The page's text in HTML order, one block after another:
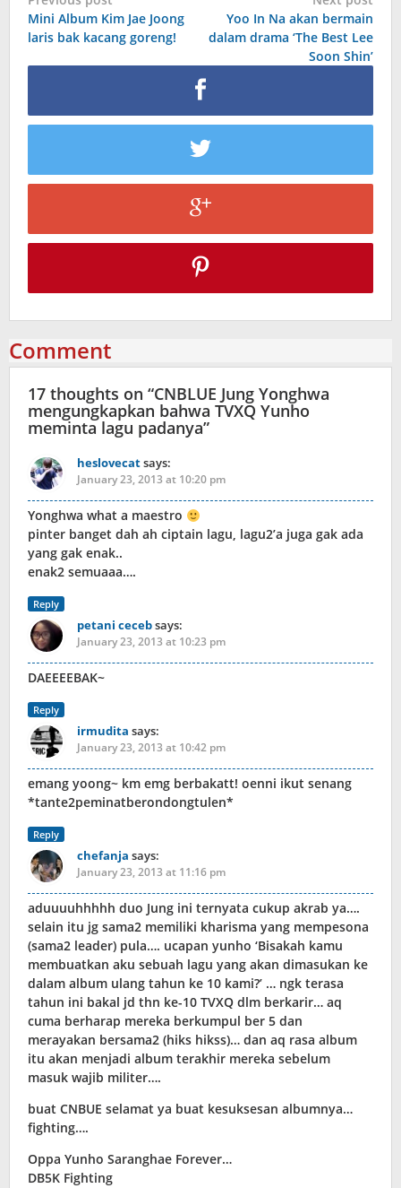
navigation
Mini Album Kim Jae Joong
laris bak kacang goreng!
Yoo In Na akan bermain
dalam drama ‘The Best Lee
Soon Shin’
Comment
17 thoughts on “CNBLUE Jung Yonghwa
mengungkapkan bahwa TVXQ Yunho
meminta lagu padanya”
heslovecatsays:
January 23, 2013 at 10:20 pm
Yonghwa what a maestro
pinter banget dah ah ciptain lagu, lagu2’a juga gak ada
yang gak enak..
enak2 semuaaa….
Reply
petani cecebsays:
January 23, 2013 at 10:23 pm
DAEEEEBAK~
Reply
irmudita says:
January 23, 2013 at 10:42 pm
emang yoong~ km emg berbakatt! oenni ikut senang
*tante2peminatberondongtulen*
Reply
chefanja says:
January 23, 2013 at 11:16 pm
aduuuuhhhhh duo Jung ini ternyata cukup akrab ya….
selain itu jg sama2 memiliki kharisma yang mempesona
(sama2 leader) pula…. ucapan yunho ‘Bisakah kamu
membuatkan aku sebuah lagu yang akan dimasukan ke
dalam album ulang tahun ke 10 kami?’ … ngk terasa
tahun ini bakal jd thn ke-10 TVXQ dlm berkarir… aq
cuma berharap mereka berkumpul ber 5 dan
merayakan bersama2 (hiks hikss)… dan aq rasa album
itu akan menjadi album terakhir mereka sebelum
masuk wajib militer….
buat CNBUE selamat ya buat kesuksesan albumnya…
fighting….
Oppa Yunho Saranghae Forever…
DB5K Fighting